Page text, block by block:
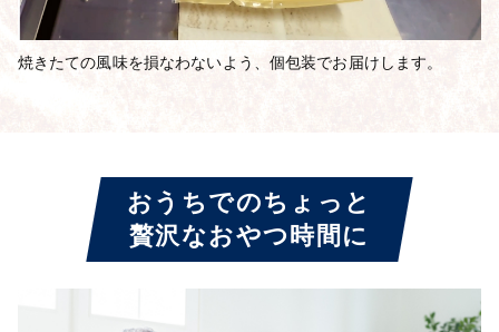
焼きたての風味を損なわないよう、個包装でお届けします。
おうちでのちょっと
贅沢なおやつ時間に